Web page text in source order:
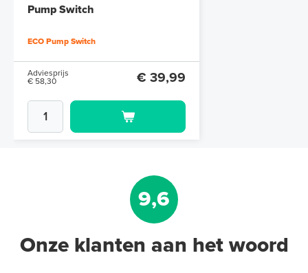
Pump Switch
ECO Pump Switch
Adviesprijs
€ 58,30
€ 39,99
9,6
Onze klanten aan het woord